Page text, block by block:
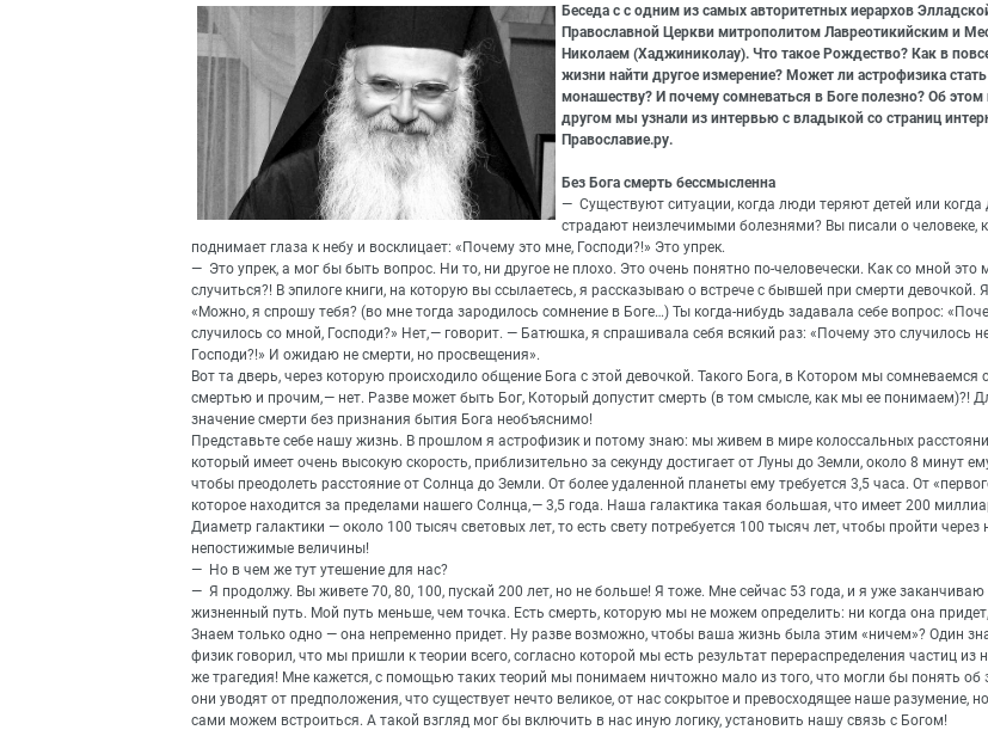
Беседа с с одним из самых авторитетных иерархов
Православной Церкви митрополитом Лавреотикийским и
Николаем (Хаджиниколау). Что такое Рождество? Как в
жизни найти другое измерение? Может ли астрофизика
монашеству? И почему сомневаться в Боге полезно? Об
другом мы узнали из интервью с владыкой со страниц
Православие.ру.
Без Бога смерть бессмысленна
— Существуют ситуации, когда люди теряют детей или когда
страдают неизлечимыми болезнями? Вы писали о человеке,
поднимает глаза к небу и восклицает: «Почему это мне, Господи?!» Это упрек.
— Это упрек, а мог бы быть вопрос. Ни то, ни другое не плохо. Это очень понятно по-человечески. Как со мной это
случиться?! В эпилоге книги, на которую вы ссылаетесь, я рассказываю о встрече с бывшей при смерти девочкой.
«Можно, я спрошу тебя? (во мне тогда зародилось сомнение в Боге…) Ты когда-нибудь задавала себе вопрос:
случилось со мной, Господи?» Нет, — говорит. — Батюшка, я спрашивала себя всякий раз: «Почему это случилось
Господи?!» И ожидаю не смерти, но просвещения».
Вот та дверь, через которую происходило общение Бога с этой девочкой. Такого Бога, в Котором мы сомневаемся
смертью и прочим, — нет. Разве может быть Бог, Который допустит смерть (в том смысле, как мы ее понимаем)?!
значение смерти без признания бытия Бога необъяснимо!
Представьте себе нашу жизнь. В прошлом я астрофизик и потому знаю: мы живем в мире колоссальных
который имеет очень высокую скорость, приблизительно за секунду достигает от Луны до Земли, около 8 минут
чтобы преодолеть расстояние от Солнца до Земли. От более удаленной планеты ему требуется 3,5 часа. От
которое находится за пределами нашего Солнца, — 3,5 года. Наша галактика такая большая, что имеет 200
Диаметр галактики — около 100 тысяч световых лет, то есть свету потребуется 100 тысяч лет, чтобы пройти через
непостижимые величины!
— Но в чем же тут утешение для нас?
— Я продолжу. Вы живете 70, 80, 100, пускай 200 лет, но не больше! Я тоже. Мне сейчас 53 года, и я уже
жизненный путь. Мой путь меньше, чем точка. Есть смерть, которую мы не можем определить: ни когда она
Знаем только одно — она непременно придет. Ну разве возможно, чтобы ваша жизнь была этим «ничем»? Один
физик говорил, что мы пришли к теории всего, согласно которой мы есть результат перераспределения частиц из
же трагедия! Мне кажется, с помощью таких теорий мы понимаем ничтожно мало из того, что могли бы понять об
они уводят от предположения, что существует нечто великое, от нас сокрытое и превосходящее наше разумение,
сами можем встроиться. А такой взгляд мог бы включить в нас иную логику, установить нашу связь с Богом!